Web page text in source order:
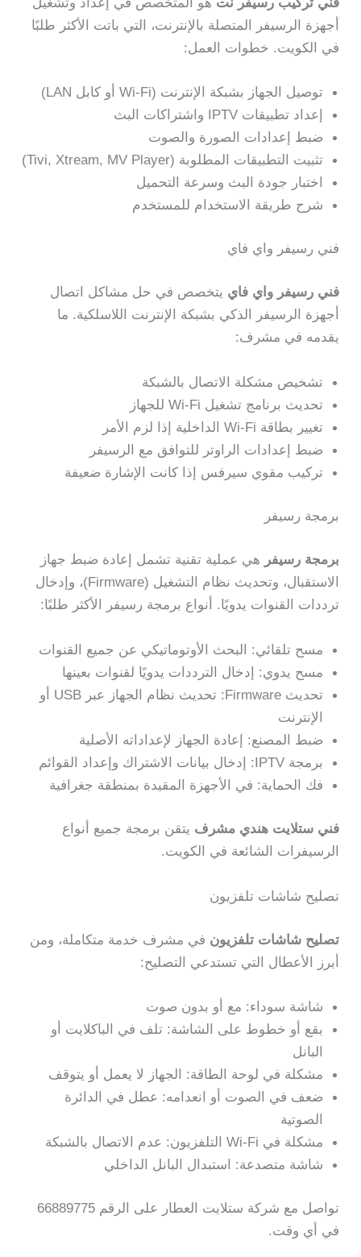
أجهزة الرسيفر المتصلة بالإنترنت، التي باتت الأكثر طلبًا
في الكويت. خطوات العمل:
توصيل الجهاز بشبكة الإنترنت (Wi-Fi أو كابل LAN)
إعداد تطبيقات IPTV واشتراكات البث
ضبط إعدادات الصورة والصوت
تثبيت التطبيقات المطلوبة (Tivi, Xtream, MV Player)
اختبار جودة البث وسرعة التحميل
شرح طريقة الاستخدام للمستخدم
فني رسيفر واي فاي
فني رسيفر واي فاي يتخصص في حل مشاكل اتصال
أجهزة الرسيفر الذكي بشبكة الإنترنت اللاسلكية. ما
يقدمه في مشرف:
تشخيص مشكلة الاتصال بالشبكة
تحديث برنامج تشغيل Wi-Fi للجهاز
تغيير بطاقة Wi-Fi الداخلية إذا لزم الأمر
ضبط إعدادات الراوتر للتوافق مع الرسيفر
تركيب مقوي سيرفس إذا كانت الإشارة ضعيفة
برمجة رسيفر
برمجة رسيفر هي عملية تقنية تشمل إعادة ضبط جهاز
الاستقبال، وتحديث نظام التشغيل (Firmware)، وإدخال
ترددات القنوات يدويًا. أنواع برمجة رسيفر الأكثر طلبًا:
مسح تلقائي: البحث الأوتوماتيكي عن جميع القنوات
مسح يدوي: إدخال الترددات يدويًا لقنوات بعينها
تحديث Firmware: تحديث نظام الجهاز عبر USB أو
الإنترنت
ضبط المصنع: إعادة الجهاز لإعداداته الأصلية
برمجة IPTV: إدخال بيانات الاشتراك وإعداد القوائم
فك الحماية: في الأجهزة المقيدة بمنطقة جغرافية
فني ستلايت هندي مشرف يتقن برمجة جميع أنواع
الرسيفرات الشائعة في الكويت.
تصليح شاشات تلفزيون
تصليح شاشات تلفزيون في مشرف خدمة متكاملة، ومن
أبرز الأعطال التي تستدعي التصليح:
شاشة سوداء: مع أو بدون صوت
بقع أو خطوط على الشاشة: تلف في الباكلايت أو
البانل
مشكلة في لوحة الطاقة: الجهاز لا يعمل أو يتوقف
ضعف في الصوت أو انعدامه: عطل في الدائرة
الصوتية
مشكلة في Wi-Fi التلفزيون: عدم الاتصال بالشبكة
شاشة متصدعة: استبدال البانل الداخلي
تواصل مع شركة ستلايت العطار على الرقم 66889775
في أي وقت.